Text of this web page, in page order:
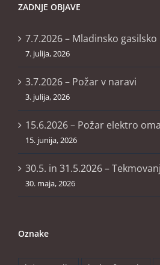
ZADNJE OBJAVE
7.7.2026 – Mladinsko
7. julija, 2026
3.7.2026 – Požar v naravi
3. julija, 2026
15.6.2026 – Požar elektro
15. junija, 2026
30.5. in 31.5.2026 –
30. maja, 2026
Oznake